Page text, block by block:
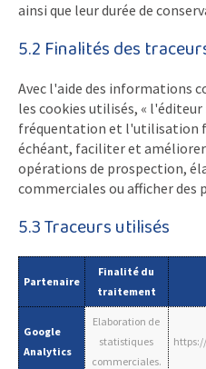
ainsi que leur durée de
5.2 Finalités des
Avec l'aide des informations
les cookies utilisés, « l'éditeur
fréquentation et l'utilisation
échéant, faciliter et
opérations de prospection,
commerciales ou afficher des
5.3 Traceurs utilisés
Partenaire
Finalité du
traitement
Google
Analytics
Elaboration de
statistiques
commerciales.